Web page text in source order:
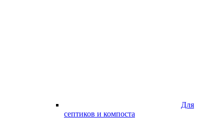
Для
септиков и компоста